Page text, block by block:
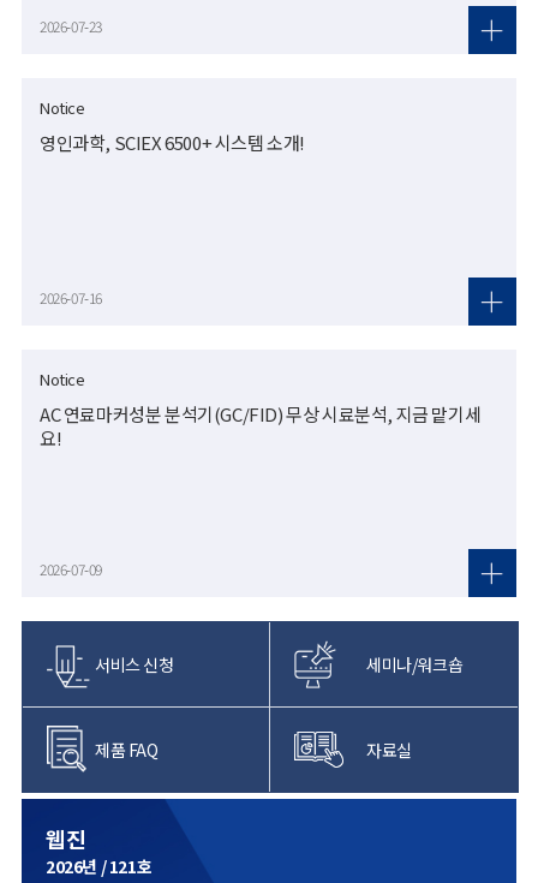
2026-07-23
Notice
영인과학, SCIEX 6500+ 시스템 소개!
2026-07-16
Notice
AC 연료마커성분 분석기(GC/FID) 무상 시료분석, 지금 맡기세
요!
2026-07-09
서비스 신청 세미나/워크숍
제품 FAQ 자료실
웹진
2026년 / 121호